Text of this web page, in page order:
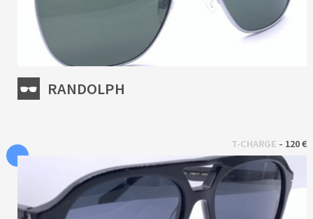
RANDOLPH
T-CHARGE - 120 €